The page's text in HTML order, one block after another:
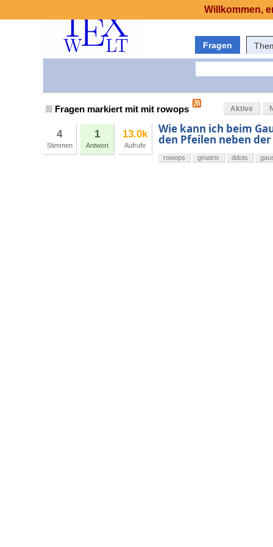
Fragen
Fragen markiert mit mit rowops Aktive
4
Stimmen
1
Antwort
13.0k
Aufrufe
Wie kann ich beim
den Pfeilen neben
rowops gmatrix ddots
Willkommen,